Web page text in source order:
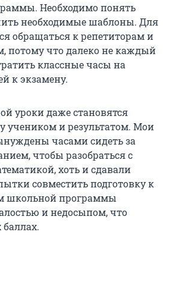
Необходимо понять
необходимые шаблоны. Для
обращаться к репетиторам и
потому что далеко не каждый
классные часы на
к экзамену.
уроки даже становятся
учеником и результатом. Мои
часами сидеть за
чтобы разобраться с
хоть и сдавали
совместить подготовку к
школьной программы
и недосыпом, что
баллах.